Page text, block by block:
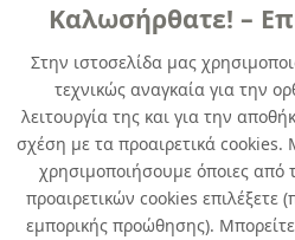
Καλωσήρθατε! –
Στην ιστοσελίδα μας
τεχνικώς αναγκαία για την
λειτουργία της και για την
σχέση με τα προαιρετικά
χρησιμοποιήσουμε όποιες από
προαιρετικών cookies επιλέξετε
εμπορικής προώθησης).